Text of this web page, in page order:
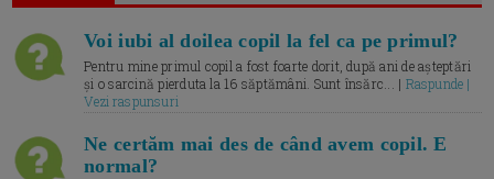
Voi iubi al doilea copil la fel ca pe primul?
Pentru mine primul copil a fost foarte dorit, după ani de așteptări
și o sarcină pierduta la 16 săptămâni. Sunt însărc... | Raspunde |
Vezi raspunsuri
Ne certăm mai des de când avem copil. E
normal?